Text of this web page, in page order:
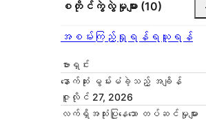
စတိုင်ကွဲလွဲမှုများ (10)
အစမ်းကြည့်ရှုရန် ရယူရန်
ဗားရှင်း
နောက်ဆုံး မွမ်းမံခဲ့သည့် အချိန်
ဇူလိုင် 27, 2026
လက်ရှိအသုံးပြုနေသော တပ်ဆင်မှုများ